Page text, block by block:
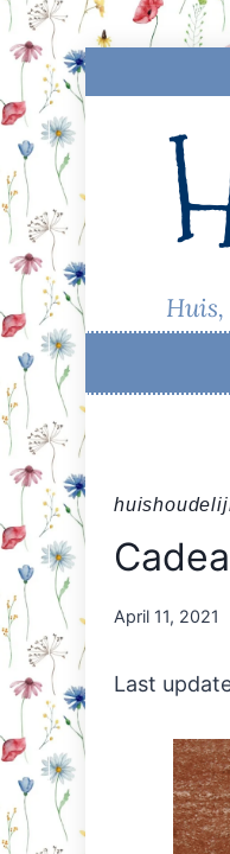
Skip
to
By
April 11, 2021
Last